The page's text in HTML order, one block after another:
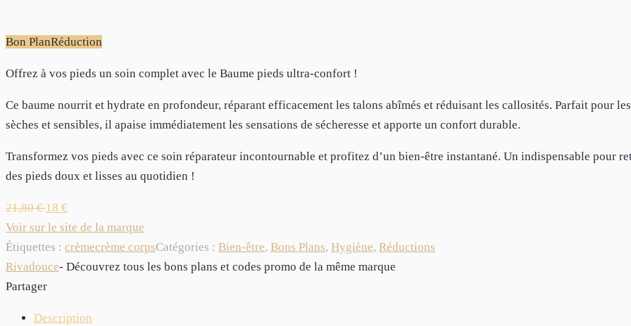
Bon PlanRéduction
Offrez à vos pieds un soin complet avec le Baume pieds ultra-confort !
Ce baume nourrit et hydrate en profondeur, réparant efficacement les talons abîmés et réduisant les callosités. Parfait pour
sèches et sensibles, il apaise immédiatement les sensations de sécheresse et apporte un confort durable.
Transformez vos pieds avec ce soin réparateur incontournable et profitez d’un bien-être instantané. Un indispensable pour
des pieds doux et lisses au quotidien !
21,80€ 18 €
Voir sur le site de la marque
Étiquettes : crèmecrème corpsCatégories : Bien-être, Bons Plans, Hygiène, Réductions
Rivadouce- Découvrez tous les bons plans et codes promo de la même marque
Partager
Description